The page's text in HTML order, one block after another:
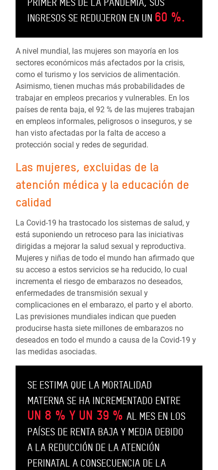
PRIMER MES DE LA PANDEMIA, SUS
INGRESOS SE REDUJERON EN UN 60 %.
A nivel mundial, las mujeres son mayoría en los
sectores económicos más afectados por la crisis,
como el turismo y los servicios de alimentación.
Asimismo, tienen muchas más probabilidades de
trabajar en empleos precarios y vulnerables. En los
países de renta baja, el 92 % de las mujeres trabajan
en empleos informales, peligrosos o inseguros, y se
han visto afectadas por la falta de acceso a
protección social y redes de seguridad.
Las mujeres, excluidas de la
atención médica y la educación de
calidad
La Covid-19 ha trastocado los sistemas de salud, y
está suponiendo un retroceso para las iniciativas
dirigidas a mejorar la salud sexual y reproductiva.
Mujeres y niñas de todo el mundo han afirmado que
su acceso a estos servicios se ha reducido, lo cual
incrementa el riesgo de embarazos no deseados,
enfermedades de transmisión sexual y
complicaciones en el embarazo, el parto y el aborto.
Las previsiones mundiales indican que pueden
producirse hasta siete millones de embarazos no
deseados en todo el mundo a causa de la Covid-19 y
las medidas asociadas.
SE ESTIMA QUE LA MORTALIDAD
MATERNA SE HA INCREMENTADO ENTRE
UN 8 % Y UN 39 % AL MES EN LOS
PAÍSES DE RENTA BAJA Y MEDIA DEBIDO
A LA REDUCCIÓN DE LA ATENCIÓN
PERINATAL A CONSECUENCIA DE LA